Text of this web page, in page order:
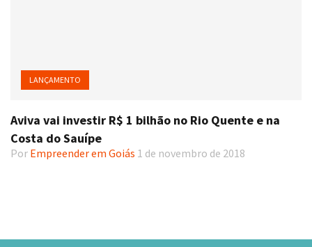
LANÇAMENTO
Aviva vai investir R$ 1 bilhão no Rio Quente e na
Costa do Sauípe
Por Empreender em Goiás 1 de novembro de 2018